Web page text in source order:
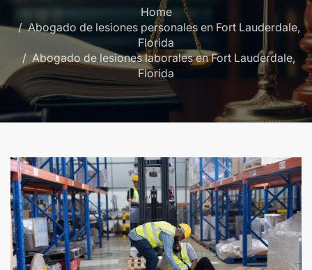
Home
Abogado de lesiones personales en Fort Lauderdale,
Florida
Abogado de lesiones laborales en Fort Lauderdale,
Florida